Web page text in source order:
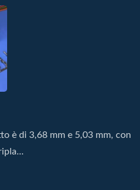
è di 3,68 mm e 5,03 mm, con